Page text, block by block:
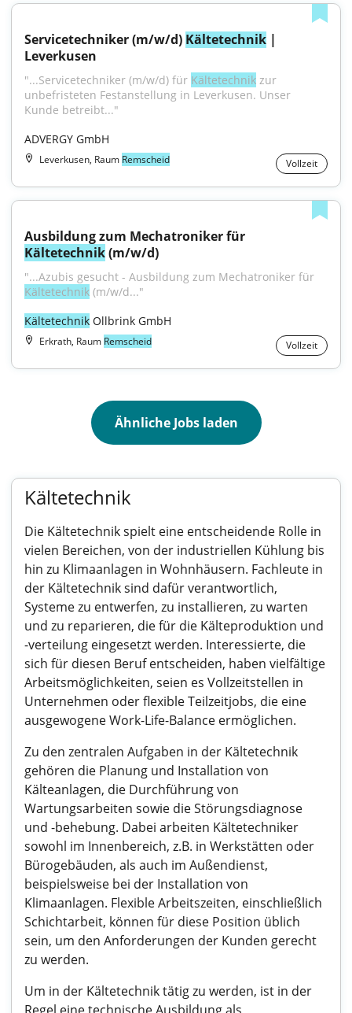
Servicetechniker (m/w/d) Kältetechnik |
Leverkusen
"...Servicetechniker (m/w/d) für Kältetechnik zur
unbefristeten Festanstellung in Leverkusen. Unser
Kunde betreibt..."
ADVERGY GmbH
Leverkusen, Raum Remscheid Vollzeit
Kältetechnik (m/w/d)
Kältetechnik (m/w/d..."
Kältetechnik Ollbrink GmbH
Erkrath, Raum Remscheid Vollzeit
Ähnliche Jobs laden
Kältetechnik
Die Kältetechnik spielt eine entscheidende Rolle in
vielen Bereichen, von der industriellen Kühlung bis
hin zu Klimaanlagen in Wohnhäusern. Fachleute in
der Kältetechnik sind dafür verantwortlich,
Systeme zu entwerfen, zu installieren, zu warten
und zu reparieren, die für die Kälteproduktion und
-verteilung eingesetzt werden. Interessierte, die
sich für diesen Beruf entscheiden, haben vielfältige
Arbeitsmöglichkeiten, seien es Vollzeitstellen in
Unternehmen oder flexible Teilzeitjobs, die eine
ausgewogene Work-Life-Balance ermöglichen.
Zu den zentralen Aufgaben in der Kältetechnik
gehören die Planung und Installation von
Kälteanlagen, die Durchführung von
Wartungsarbeiten sowie die Störungsdiagnose
und -behebung. Dabei arbeiten Kältetechniker
sowohl im Innenbereich, z.B. in Werkstätten oder
Bürogebäuden, als auch im Außendienst,
beispielsweise bei der Installation von
Klimaanlagen. Flexible Arbeitszeiten, einschließlich
Schichtarbeit, können für diese Position üblich
sein, um den Anforderungen der Kunden gerecht
zu werden.
Um in der Kältetechnik tätig zu werden, ist in der